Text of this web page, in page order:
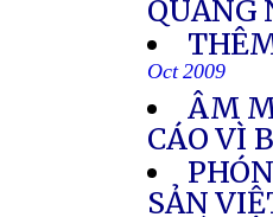
QUẢNG
Oct 2009
ÂM
CÁO VÌ
SẢN